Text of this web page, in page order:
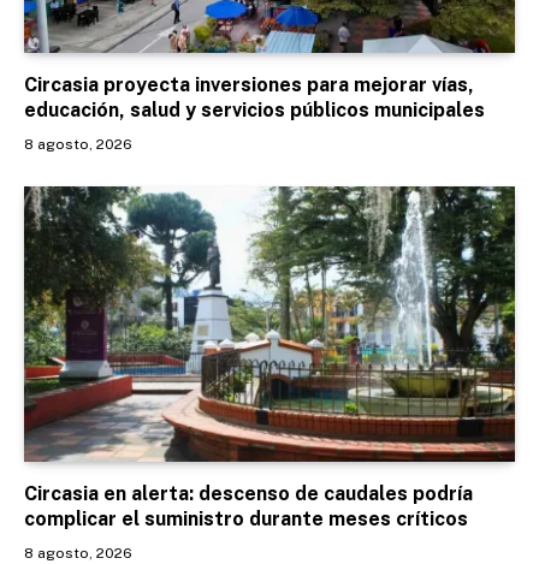
Circasia proyecta inversiones para mejorar vías,
educación, salud y servicios públicos municipales
8 agosto, 2026
Circasia en alerta: descenso de caudales podría
complicar el suministro durante meses críticos
8 agosto, 2026